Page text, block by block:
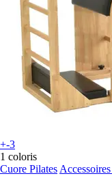
+-3
1 coloris
Cuore Pilates